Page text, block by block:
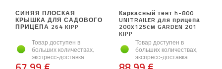
СИНЯЯ ПЛОСКАЯ
КРЫШКА ДЛЯ САДОВОГО
ПРИЦЕПА 264 KIPP
Товар доступен в
больших количествах,
экспресс-доставка
Каркасный тент h-800
UNITRAILER для прицепа
200х125см GARDEN 201
KIPP
Товар доступен в
больших количествах,
экспресс-доставка